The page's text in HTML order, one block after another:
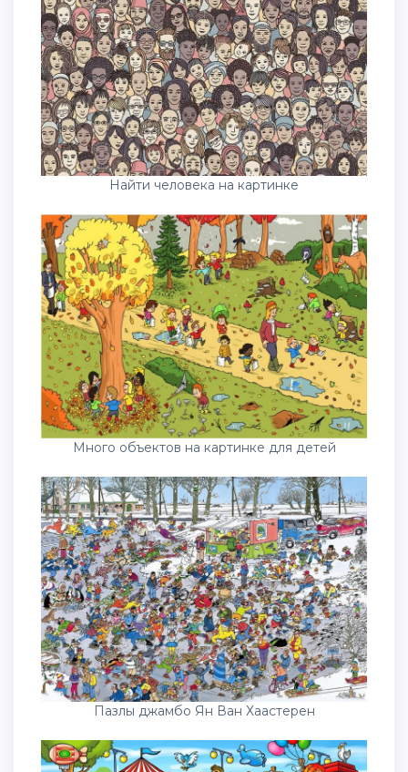
Найти человека на картинке
Много объектов на картинке для детей
Пазлы джамбо Ян Ван Хаастерен